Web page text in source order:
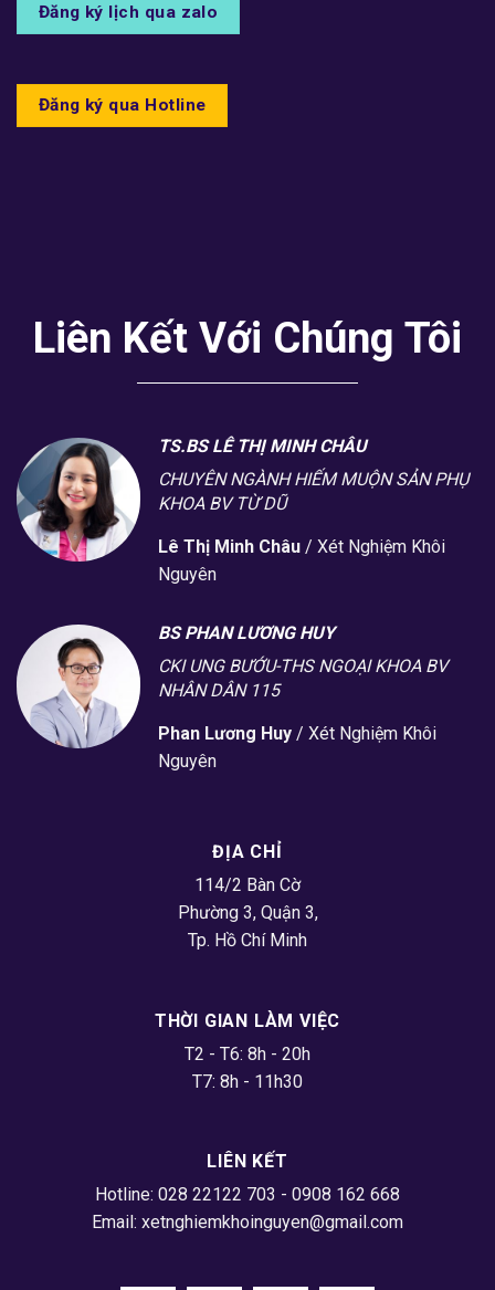
Đăng ký lịch qua zalo
Đăng ký qua Hotline
Liên Kết Với Chúng Tôi
TS.BS LÊ THỊ MINH CHÂU
CHUYÊN NGÀNH HIẾM MUỘN SẢN PHỤ
KHOA BV TỪ DŨ
Lê Thị Minh Châu / Xét Nghiệm Khôi
Nguyên
BS PHAN LƯƠNG HUY
CKI UNG BƯỚU-THS NGOẠI KHOA BV
NHÂN DÂN 115
Phan Lương Huy / Xét Nghiệm Khôi
Nguyên
ĐỊA CHỈ
114/2 Bàn Cờ
Phường 3, Quận 3,
Tp. Hồ Chí Minh
THỜI GIAN LÀM VIỆC
T2 - T6: 8h - 20h
T7: 8h - 11h30
LIÊN KẾT
Hotline: 028 22122 703 - 0908 162 668
Email: xetnghiemkhoinguyen@gmail.com